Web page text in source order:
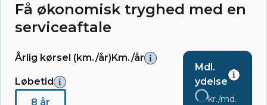
Få økonomisk tryghed med en
serviceaftale
Årlig kørsel (km./år)Km./år
Løbetid
8 år
Mdl.
ydelse
kr./md.